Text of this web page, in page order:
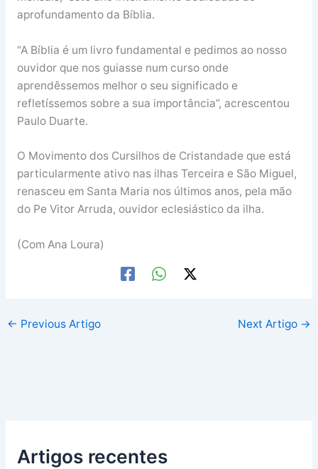
aprofundamento da Bíblia.
“A Bíblia é um livro fundamental e pedimos ao nosso
ouvidor que nos guiasse num curso onde
aprendêssemos melhor o seu significado e
refletíssemos sobre a sua importância”, acrescentou
Paulo Duarte.
O Movimento dos Cursilhos de Cristandade que está
particularmente ativo nas ilhas Terceira e São Miguel,
renasceu em Santa Maria nos últimos anos, pela mão
do Pe Vitor Arruda, ouvidor eclesiástico da ilha.
(Com Ana Loura)
← Previous Artigo Next Artigo →
Artigos recentes